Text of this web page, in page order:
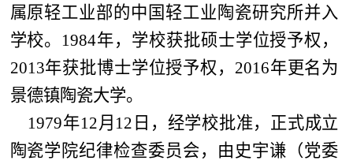
属原轻工业部的中国轻工业陶瓷研究所并入
学校。1984年，学校获批硕士学位授予权，
2013年获批博士学位授予权，2016年更名为
景德镇陶瓷大学。
1979年12月12日，经学校批准，正式成立
陶瓷学院纪律检查委员会，由史宇谦（党委